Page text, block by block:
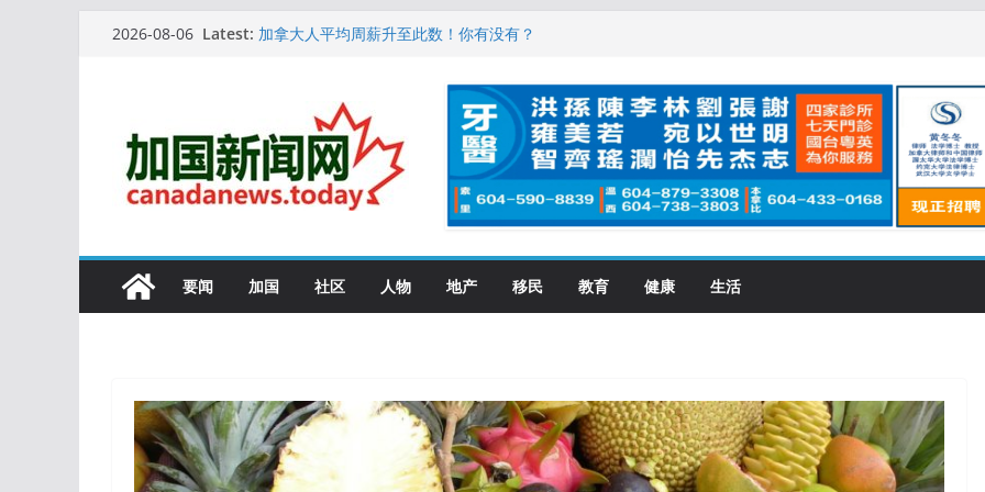
2026-08-06 Latest: 10万人排队入籍加拿大！美占一半，现在申请要等19个月
特鲁多半裸与水果姐海滩激吻! 热恋一年感情持续升温
更多名校恢复SAT 考试，新学年大学申请开跑7个大不同
要闻 加国 社区 人物 地产 移民 教育 健康 生活